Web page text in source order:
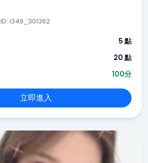
ID: i349_301362
5 點
20 點
100分
立即進入